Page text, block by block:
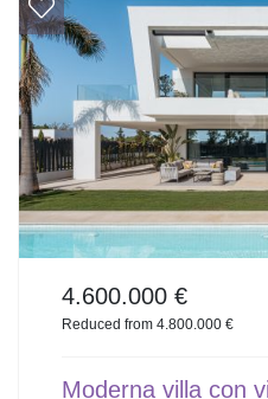
4.600.000 €
Reduced from 4.800.000 €
Moderna villa con